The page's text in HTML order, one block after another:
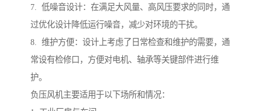
7. 低噪音设计：在满足大风量、高风压要求的同时，通
过优化设计降低运行噪音，减少对环境的干扰。
8. 维护方便：设计上考虑了日常检查和维护的需要，通
常设有检修口，方便对电机、轴承等关键部件进行维
护。
负压风机主要适用于以下场所和情况：